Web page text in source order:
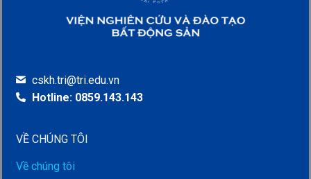
cskh.tri@tri.edu.vn
Hotline: 0859.143.143
VỀ CHÚNG TÔI
Về chúng tôi